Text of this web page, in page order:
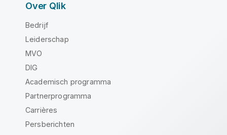
Over Qlik
Bedrijf
Leiderschap
MVO
DIG
Academisch programma
Partnerprogramma
Carrières
Persberichten